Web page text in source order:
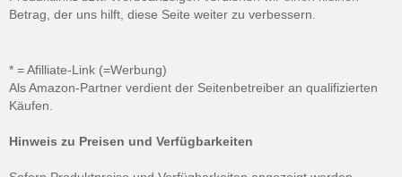
Betrag, der uns hilft, diese Seite weiter zu verbessern.
* = Afilliate-Link (=Werbung)
Als Amazon-Partner verdient der Seitenbetreiber an qualifizierten
Käufen.
Hinweis zu Preisen und Verfügbarkeiten